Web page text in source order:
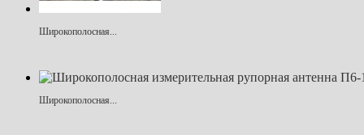
Широкополосная...
Широкополосная...